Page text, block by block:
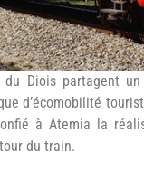
Diois partagent
d’écomobilité
à Atemia la
du train.